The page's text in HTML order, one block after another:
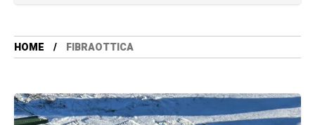
HOME FIBRAOTTICA